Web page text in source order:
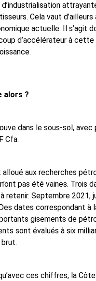
Cela vaut d’ailleurs
actuelle. Il s’agit
d’accélérateur à cette
alors ?
dans le sous-sol, avec
Cfa.
alloué aux recherches
pas été vaines. Trois
retenir. Septembre 2021,
dates correspondant à
gisements de
sont évalués à six
ces chiffres, la Côte